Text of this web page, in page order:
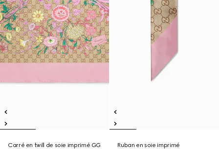
Carré en twill de soie imprimé GG
Ruban en soie imprimé